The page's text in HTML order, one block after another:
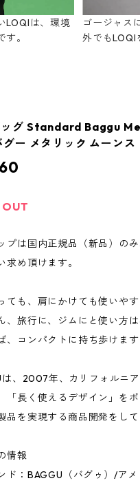
LOQIは、環境
。
ゴージャス
外でもLOQI
ッグ Standard Baggu
グー メタリック ムーンス
プは国内正規品（新品）の
求め頂けます。
ても、肩にかけても使いや
、旅行に、ジムにと使い方
、コンパクトに持ち歩けます
は、2007年、カリフォルニ
「長く使えるデザイン」を
品を実現する商品開発をして
情報
ド：BAGGU（バグゥ）/アメ